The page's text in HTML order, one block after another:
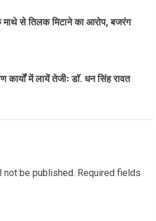
से तिलक मिटाने का आरोप, बजरंग
कार्यों में लायें तेजीः डाॅ. धन सिंह रावत
not be published. Required fields